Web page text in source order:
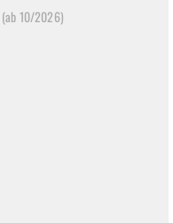
(ab 10/2026)